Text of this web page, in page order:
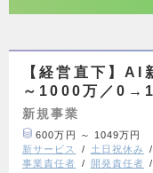
【経営直下】AI
～1000万／0→1
新規事業
600万円 ～ 1049万円
新サービス
土日祝休み
事業責任者
開発責任者